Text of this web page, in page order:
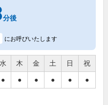
分後
にお呼びいたします
水 木 金 土 日 祝
● ● ● ● ● ●